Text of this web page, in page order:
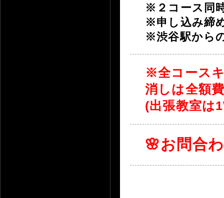
※２コース同
※申し込み締
※渋谷駅から
※全コース
消しは全額
(出張教室は
🌸お問合